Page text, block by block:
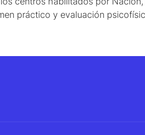
práctico y evaluación